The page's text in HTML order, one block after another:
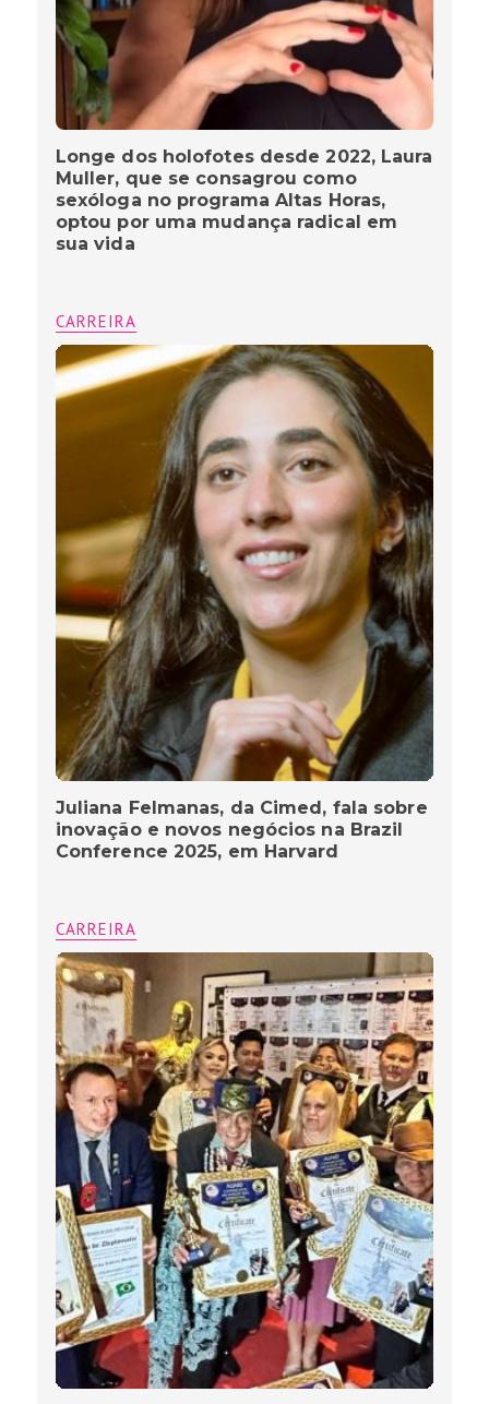
Longe dos holofotes desde 2022, Laura
Muller, que se consagrou como
sexóloga no programa Altas Horas,
optou por uma mudança radical em
sua vida
CARREIRA
Juliana Felmanas, da Cimed, fala sobre
inovação e novos negócios na Brazil
Conference 2025, em Harvard
CARREIRA